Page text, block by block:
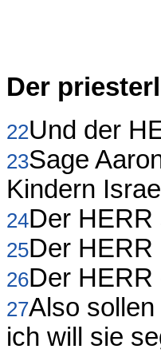
Der
22Und der
23Sage
Kindern
24Der HERR
25Der HERR
26Der HERR
27Also
ich will sie